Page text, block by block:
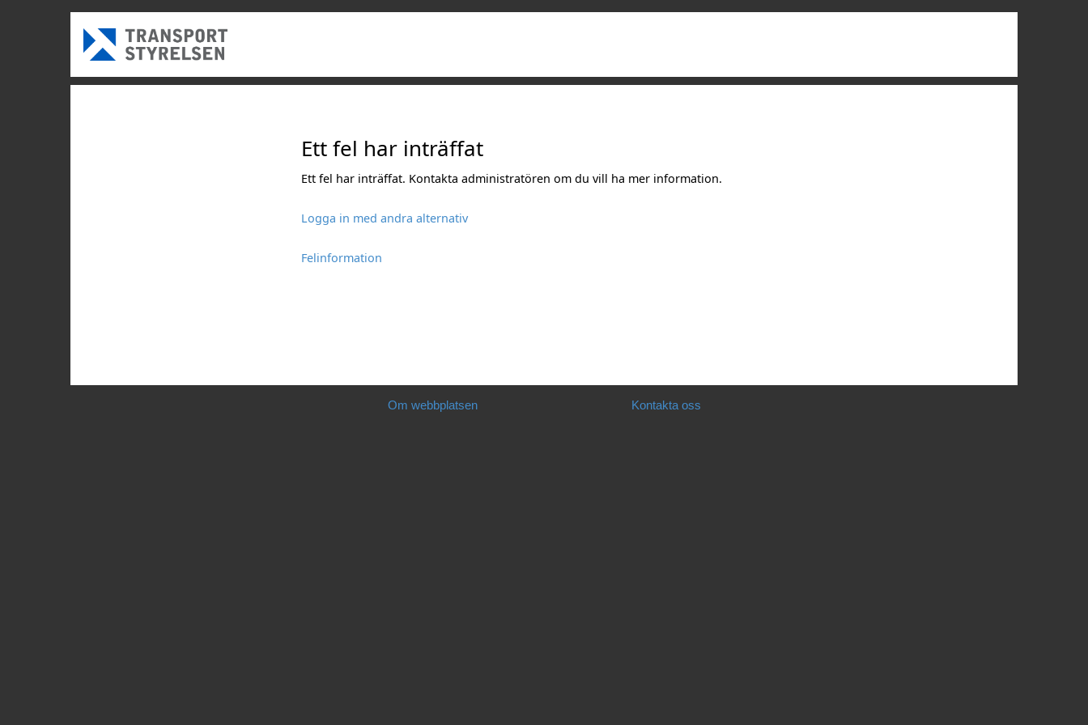
Ett fel har inträffat
Ett fel har inträffat. Kontakta administratören om du vill ha mer information.
Logga in med andra alternativ
Felinformation
Om webbplatsen Kontakta oss